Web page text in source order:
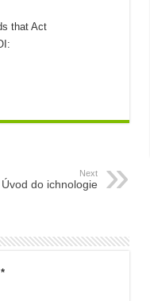
that Act
Next
Úvod do ichnologie
*